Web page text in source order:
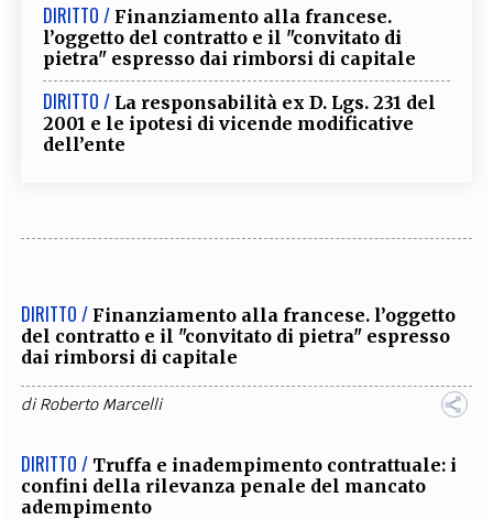
DIRITTO / Finanziamento alla francese.
l’oggetto del contratto e il "convitato di
pietra" espresso dai rimborsi di capitale
DIRITTO / La responsabilità ex D. Lgs. 231 del
2001 e le ipotesi di vicende modificative
dell’ente
DIRITTO / Finanziamento alla francese. l’oggetto
del contratto e il "convitato di pietra" espresso
dai rimborsi di capitale
diRoberto Marcelli
DIRITTO / Truffa e inadempimento contrattuale: i
confini della rilevanza penale del mancato
adempimento